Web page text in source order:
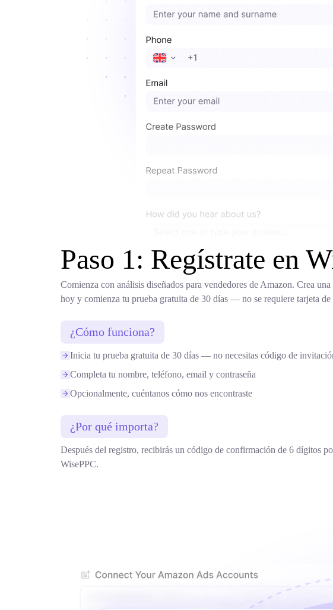
Paso 1: Regístrate en
Comienza con análisis diseñados para vendedores de Amazon. Crea
hoy y comienza tu prueba gratuita de 30 días — no se requiere tarjeta
¿Cómo funciona?
Inicia tu prueba gratuita de 30 días — no necesitas código de
Completa tu nombre, teléfono, email y contraseña
Opcionalmente, cuéntanos cómo nos encontraste
¿Por qué importa?
Después del registro, recibirás un código de confirmación de 6 dígitos
WisePPC.